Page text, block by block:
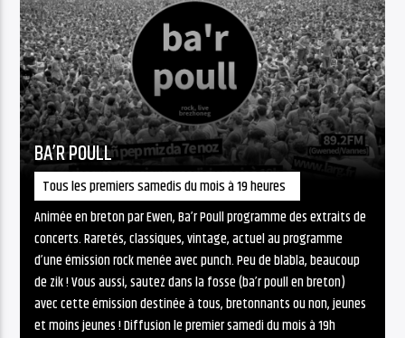
BA’R POULL
Tous les premiers samedis du mois à 19 heures
Animée en breton par Ewen, Ba’r Poull programme des extraits de
concerts. Raretés, classiques, vintage, actuel au programme
d’une émission rock menée avec punch. Peu de blabla, beaucoup
de zik ! Vous aussi, sautez dans la fosse (ba’r poull en breton)
avec cette émission destinée à tous, bretonnants ou non, jeunes
et moins jeunes ! Diffusion le premier samedi du mois à 19h